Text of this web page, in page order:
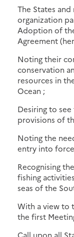
The States
organization
Adoption of
Agreement
Noting their
conservation
resources in
Ocean ;
Desiring to
provisions of
Noting the
entry into
Recognising
fishing
seas of the
With a view to
the first
Call upon all